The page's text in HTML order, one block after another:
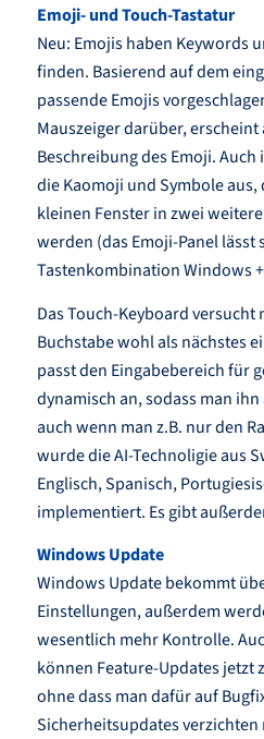
Emoji- und Touch-Tastatur
Neu: Emojis haben Keywords
finden. Basierend auf dem
passende Emojis
Mauszeiger darüber,
Beschreibung des Emoji.
die Kaomoji und Symbole
kleinen Fenster in zwei
werden (das Emoji-Panel
Tastenkombination Windows
Das Touch-Keyboard versucht
Buchstabe wohl als nächstes
passt den Eingabebereich für
dynamisch an, sodass man
auch wenn man z.B. nur den
wurde die AI-Technoligie aus
Englisch, Spanisch,
implementiert. Es gibt
Windows Update
Windows Update bekommt
Einstellungen, außerdem
wesentlich mehr Kontrolle.
können Feature-Updates jetzt
ohne dass man dafür auf
Sicherheitsupdates verzichten